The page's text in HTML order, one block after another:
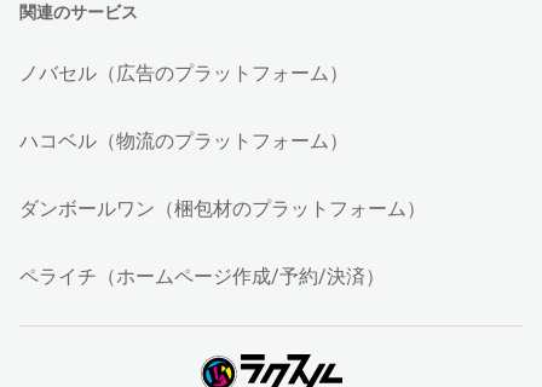
関連のサービス
ノバセル（広告のプラットフォーム）
ハコベル（物流のプラットフォーム）
ダンボールワン（梱包材のプラットフォーム）
ペライチ（ホームページ作成/予約/決済）